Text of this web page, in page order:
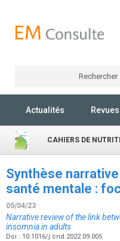
Rechercher
Actualités Revues
CAHIERS DE
Synthèse
santé mentale :
05/04/23
Narrative review of the link
insomnia in adults
Doi : 10.1016/j.cnd.2022.09.005